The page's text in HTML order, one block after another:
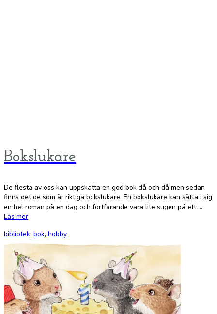
Bokslukare
De flesta av oss kan uppskatta en god bok då och då men sedan
finns det de som är riktiga bokslukare. En bokslukare kan sätta i sig
en hel roman på en dag och fortfarande vara lite sugen på ett …
Läs mer
bibliotek, bok, hobby